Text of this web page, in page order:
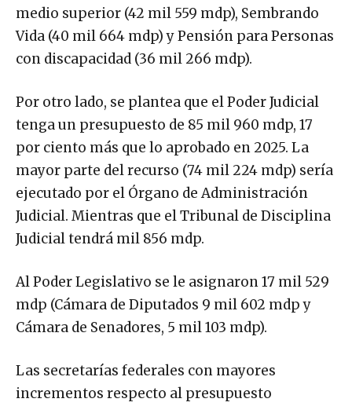
medio superior (42 mil 559 mdp), Sembrando
Vida (40 mil 664 mdp) y Pensión para Personas
con discapacidad (36 mil 266 mdp).
Por otro lado, se plantea que el Poder Judicial
tenga un presupuesto de 85 mil 960 mdp, 17
por ciento más que lo aprobado en 2025. La
mayor parte del recurso (74 mil 224 mdp) sería
ejecutado por el Órgano de Administración
Judicial. Mientras que el Tribunal de Disciplina
Judicial tendrá mil 856 mdp.
Al Poder Legislativo se le asignaron 17 mil 529
mdp (Cámara de Diputados 9 mil 602 mdp y
Cámara de Senadores, 5 mil 103 mdp).
Las secretarías federales con mayores
incrementos respecto al presupuesto